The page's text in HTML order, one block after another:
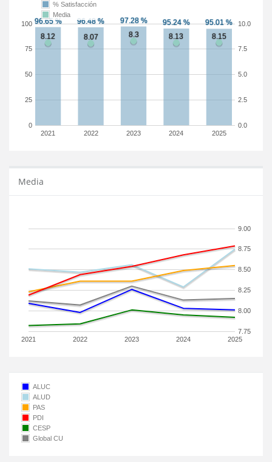
2021 2022 2023 2024 2025
0
25
50
75
100
0.0
2.5
5.0
7.5
10.0
% Satisfacción
Media
Media
2021 2022 2023 2024 2025
7.75
8.00
8.25
8.50
8.75
9.00
ALUC
ALUD
PAS
PDI
CESP
Global CU